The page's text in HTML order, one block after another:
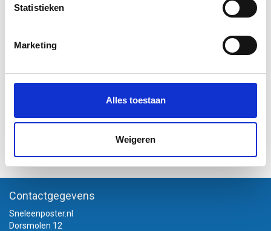
Statistieken
Marketing
Alles toestaan
Weigeren
A0 posters (118,9 x 84,1 cm)
geel fluoriserend papier
€9,95
A0 formaat Fluor roze
posters (118,9 x 84,1 cm)
€9,95
Contactgegevens
Sneleenposter.nl
Dorsmolen 12